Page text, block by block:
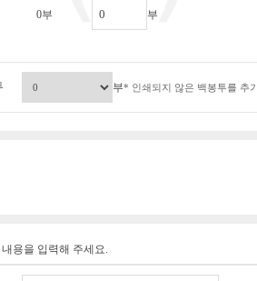
0부 부
부* 인쇄되지 않은 백봉투를 추
용을 입력해 주세요.